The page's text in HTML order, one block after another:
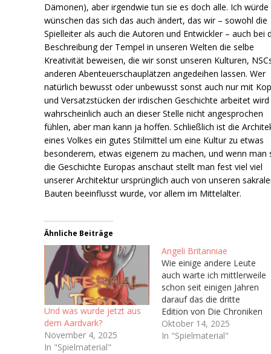
Dämonen), aber irgendwie tun sie es doch alle. Ich
wünschen das sich das auch ändert, das wir – sowohl die
Spielleiter als auch die Autoren und Entwickler – auch bei
Beschreibung der Tempel in unseren Welten die selbe
Kreativität beweisen, die wir sonst unseren Kulturen,
anderen Abenteuerschauplätzen angedeihen lassen. Wer
natürlich bewusst oder unbewusst sonst auch nur mit
und Versatzstücken der irdischen Geschichte arbeitet wird
wahrscheinlich auch an dieser Stelle nicht angesprochen
fühlen, aber man kann ja hoffen. Schließlich ist die
eines Volkes ein gutes Stilmittel um eine Kultur zu etwas
besonderem, etwas eigenem zu machen, und wenn man
die Geschichte Europas anschaut stellt man fest viel viel
unserer Architektur ursprünglich auch von unseren
Bauten beeinflusst wurde, vor allem im Mittelalter.
Ähnliche Beiträge
Und was wurde jetzt aus
dem Aardvark?
November 4, 2025
In "Spielmaterial"
Angeli Britanniae
Wie einige andere Leute
auch warte ich mittlerweile
schon seit einigen Jahren
darauf das die dritte
Edition von Die Chroniken
der Engel (Vulgo: Engel),
welche ja irgendwann bald
Oktober 14, 2025
In "Spielmaterial"